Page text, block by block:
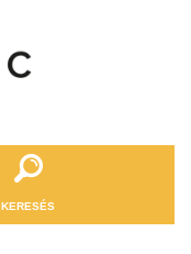
KERESÉS